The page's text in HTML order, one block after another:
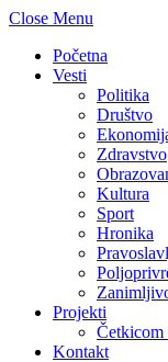
Close Menu
Početna
Vesti
Politika
Društvo
Zdravstvo
Kultura
Sport
Hronika
Projekti
Četkicom
Kontakt